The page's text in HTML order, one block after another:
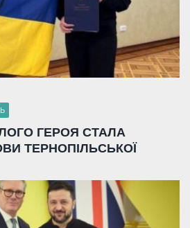
ГЕРОЯ СТАЛА
ТЕРНОПІЛЬСЬКОЇ